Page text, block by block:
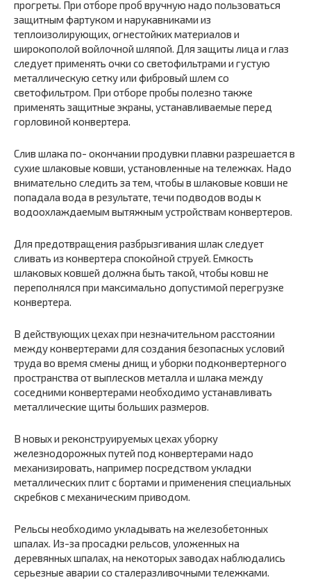
прогреты. При отборе проб вручную надо пользоваться
защитным фартуком и нарукавниками из
теплоизолирующих, огнестойких материалов и
широкополой войлочной шляпой. Для защиты лица и глаз
следует применять очки со светофильтрами и густую
металлическую сетку или фибровый шлем со
светофильтром. При отборе пробы полезно также
применять защитные экраны, устанавливаемые перед
горловиной конвертера.
Слив шлака по- окончании продувки плавки разрешается в
сухие шлаковые ковши, установленные на тележках. Надо
внимательно следить за тем, чтобы в шлаковые ковши не
попадала вода в результате, течи подводов воды к
водоохлаждаемым вытяжным устройствам конвертеров.
Для предотвращения разбрызгивания шлак следует
сливать из конвертера спокойной струей. Емкость
шлаковых ковшей должна быть такой, чтобы ковш не
переполнялся при максимально допустимой перегрузке
конвертера.
В действующих цехах при незначительном расстоянии
между конвертерами для создания безопасных условий
труда во время смены днищ и уборки подконвертерного
пространства от выплесков металла и шлака между
соседними конвертерами необходимо устанавливать
металлические щиты больших размеров.
В новых и реконструируемых цехах уборку
железнодорожных путей под конвертерами надо
механизировать, например посредством укладки
металлических плит с бортами и применения специальных
скребков с механическим приводом.
Рельсы необходимо укладывать на железобетонных
шпалах. Из-за просадки рельсов, уложенных на
деревянных шпалах, на некоторых заводах наблюдались
серьезные аварии со сталеразливочными тележками.